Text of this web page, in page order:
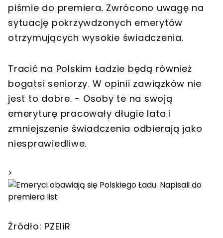
piśmie do premiera. Zwrócono uwagę na
sytuację pokrzywdzonych emerytów
otrzymujących wysokie świadczenia.
Tracić na Polskim Ładzie będą również
bogatsi seniorzy. W opinii zawiązków nie
jest to dobre. - Osoby te na swoją
emeryturę pracowały długie lata i
zmniejszenie świadczenia odbierają jako
niesprawiedliwe.
>
Źródło: PZEIiR